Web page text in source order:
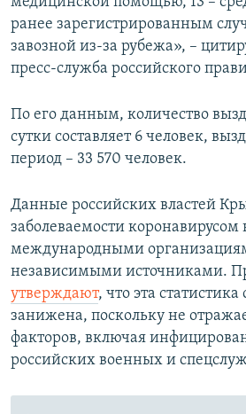
ранее зарегистрированным
завозной из-за рубежа», –
пресс-служба российского
По его данным, количество
сутки составляет 6 человек,
период – 33 570 человек.
Данные российских властей
заболеваемости
международными
независимыми источниками.
утверждают, что эта
занижена, поскольку не
факторов, включая
российских военных и